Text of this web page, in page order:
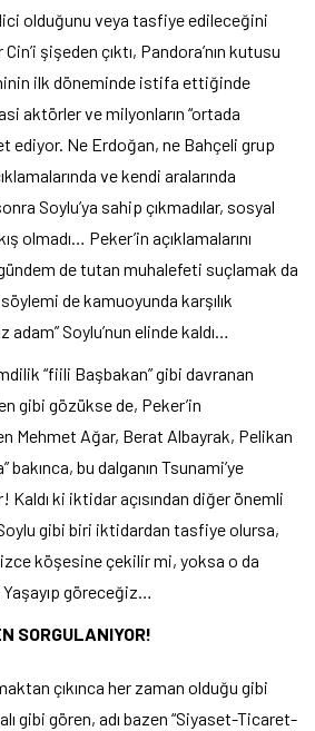
olduğunu veya tasfiye edileceğini
şişeden çıktı, Pandora’nın kutusu
ilk döneminde istifa ettiğinde
aktörler ve milyonların “ortada
ediyor. Ne Erdoğan, ne Bahçeli grup
ve kendi aralarında
Soylu’ya sahip çıkmadılar, sosyal
olmadı… Peker’in açıklamalarını
de tutan muhalefeti suçlamak da
de kamuoyunda karşılık
adam” Soylu’nun elinde kaldı…
“fiili Başbakan” gibi davranan
gibi gözükse de, Peker’in
Mehmet Ağar, Berat Albayrak, Pelikan
bakınca, bu dalganın Tsunami’ye
ki iktidar açısından diğer önemli
gibi biri iktidardan tasfiye olursa,
köşesine çekilir mi, yoksa o da
göreceğiz…
SORGULANIYOR!
çıkınca her zaman olduğu gibi
gibi gören, adı bazen “Siyaset-Ticaret-